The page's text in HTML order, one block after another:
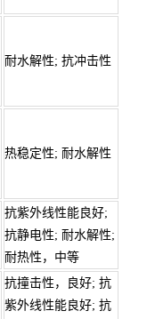
耐水解性; 抗冲击性
热稳定性; 耐水解性
抗紫外线性能良好;
抗静电性; 耐水解性;
耐热性，中等
抗撞击性，良好; 抗
紫外线性能良好; 抗